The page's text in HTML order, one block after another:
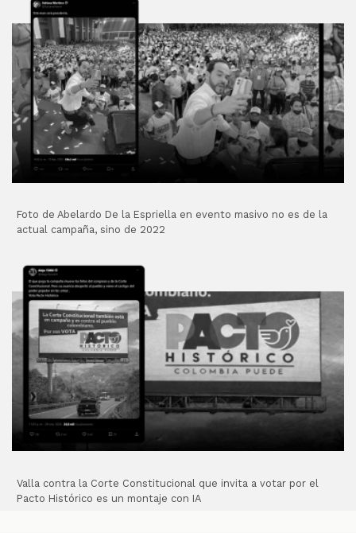
Foto de Abelardo De la Espriella en evento masivo no es de la
actual campaña, sino de 2022
Valla contra la Corte Constitucional que invita a votar por el
Pacto Histórico es un montaje con IA